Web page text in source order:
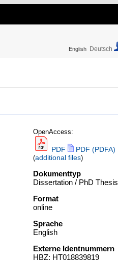
English Deutsch
OpenAccess:
PDF PDF (PDFA)
(additional files)
Dokumenttyp
Dissertation / PhD Thesis
Format
online
Sprache
English
Externe Identnummern
HBZ: HT018839819